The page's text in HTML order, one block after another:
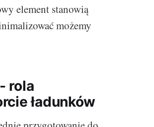
element stanowią
możemy
rola
ładunków